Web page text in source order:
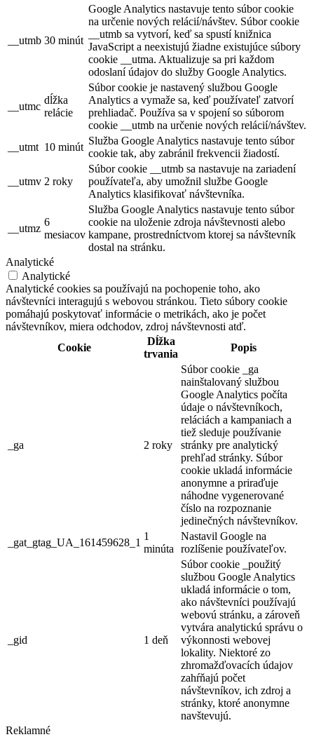
__utmb 30 minút
Google Analytics nastavuje tento súbor cookie
na určenie nových relácií/návštev. Súbor cookie
__utmb sa vytvorí, keď sa spustí knižnica
JavaScript a neexistujú žiadne existujúce súbory
cookie __utma. Aktualizuje sa pri každom
odoslaní údajov do služby Google Analytics.
__utmc
dĺžka
relácie
Súbor cookie je nastavený službou Google
Analytics a vymaže sa, keď používateľ zatvorí
prehliadač. Používa sa v spojení so súborom
cookie __utmb na určenie nových relácií/návštev.
__utmt 10 minút
Služba Google Analytics nastavuje tento súbor
cookie tak, aby zabránil frekvencii žiadostí.
__utmv 2 roky
Súbor cookie __utmb sa nastavuje na zariadení
používateľa, aby umožnil službe Google
Analytics klasifikovať návštevníka.
__utmz
6
mesiacov
Služba Google Analytics nastavuje tento súbor
cookie na uloženie zdroja návštevnosti alebo
kampane, prostredníctvom ktorej sa návštevník
dostal na stránku.
Analytické
Analytické
Analytické cookies sa používajú na pochopenie toho, ako
návštevníci interagujú s webovou stránkou. Tieto súbory cookie
pomáhajú poskytovať informácie o metrikách, ako je počet
návštevníkov, miera odchodov, zdroj návštevnosti atď.
Cookie
Dĺžka
trvania
Popis
_ga 2 roky
Súbor cookie _ga
nainštalovaný službou
Google Analytics počíta
údaje o návštevníkoch,
reláciách a kampaniach a
tiež sleduje používanie
stránky pre analytický
prehľad stránky. Súbor
cookie ukladá informácie
anonymne a priraďuje
náhodne vygenerované
číslo na rozpoznanie
jedinečných návštevníkov.
_gat_gtag_UA_161459628_1
1
minúta
Nastavil Google na
rozlíšenie používateľov.
_gid 1 deň
Súbor cookie _použitý
službou Google Analytics
ukladá informácie o tom,
ako návštevníci používajú
webovú stránku, a zároveň
vytvára analytickú správu o
výkonnosti webovej
lokality. Niektoré zo
zhromažďovacích údajov
zahŕňajú počet
návštevníkov, ich zdroj a
stránky, ktoré anonymne
navštevujú.
Reklamné